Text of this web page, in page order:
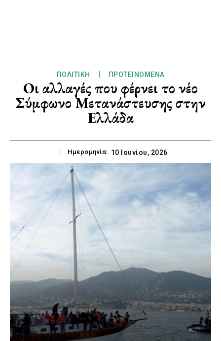
ΠΟΛΙΤΙΚΉ ΠΡΟΤΕΙΝΌΜΕΝΑ
Οι αλλαγές που φέρνει το νέο
Σύμφωνο Μετανάστευσης στην
Ελλάδα
Ημερομηνία: 10 Ιουνίου, 2026